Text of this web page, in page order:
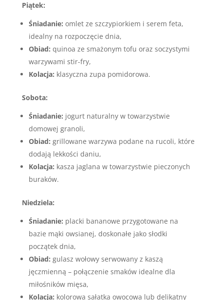
Piątek:
Śniadanie: omlet ze szczypiorkiem i serem feta,
idealny na rozpoczęcie dnia,
Obiad: quinoa ze smażonym tofu oraz soczystymi
warzywami stir-fry,
Kolacja: klasyczna zupa pomidorowa.
Sobota:
Śniadanie: jogurt naturalny w towarzystwie
domowej granoli,
Obiad: grillowane warzywa podane na rucoli, które
dodają lekkości daniu,
Kolacja: kasza jaglana w towarzystwie pieczonych
buraków.
Niedziela:
Śniadanie: placki bananowe przygotowane na
bazie mąki owsianej, doskonałe jako słodki
początek dnia,
Obiad: gulasz wołowy serwowany z kaszą
jęczmienną – połączenie smaków idealne dla
miłośników mięsa,
Kolacja: kolorowa sałatka owocowa lub delikatny